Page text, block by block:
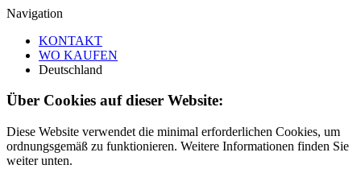
Navigation
KONTAKT
WO KAUFEN
Deutschland
Über Cookies auf dieser Website:
Diese Website verwendet die minimal erforderlichen Cookies, um
ordnungsgemäß zu funktionieren. Weitere Informationen finden Sie
weiter unten.